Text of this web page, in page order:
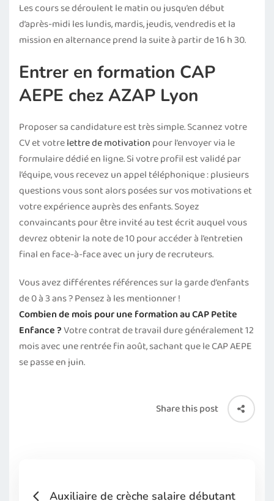
Les cours se déroulent le matin ou jusqu’en début
d’après-midi les lundis, mardis, jeudis, vendredis et la
mission en alternance prend la suite à partir de 16 h 30.
Entrer en formation CAP
AEPE chez AZAP Lyon
Proposer sa candidature est très simple. Scannez votre
CV et votrelettre de motivation pour l’envoyer via le
formulaire dédié en ligne. Si votre profil est validé par
l’équipe, vous recevez un appel téléphonique : plusieurs
questions vous sont alors posées sur vos motivations et
votre expérience auprès des enfants. Soyez
convaincants pour être invité au test écrit auquel vous
devrez obtenir la note de 10 pour accéder à l’entretien
final en face-à-face avec un jury de recruteurs.
Vous avez différentes références sur la garde d’enfants
de 0 à 3 ans ? Pensez à les mentionner !
Combien de mois pour une formation au CAP Petite
Enfance ?Votre contrat de travail dure généralement 12
mois avec une rentrée fin août, sachant que le CAP AEPE
se passe en juin.
Share this post
Auxiliaire de crèche salaire débutant